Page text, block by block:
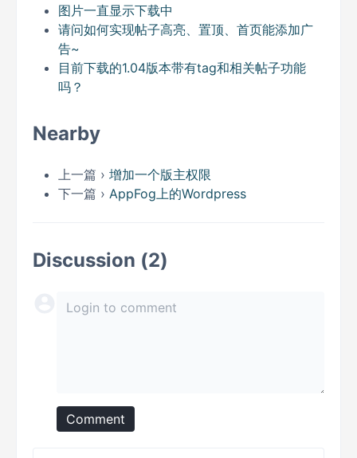
图片一直显示下载中
请问如何实现帖子高亮、置顶、首页能添加广
告~
目前下载的1.04版本带有tag和相关帖子功能
吗？
Nearby
上一篇 › 增加一个版主权限
下一篇 › AppFog上的Wordpress
Discussion (2)
Comment